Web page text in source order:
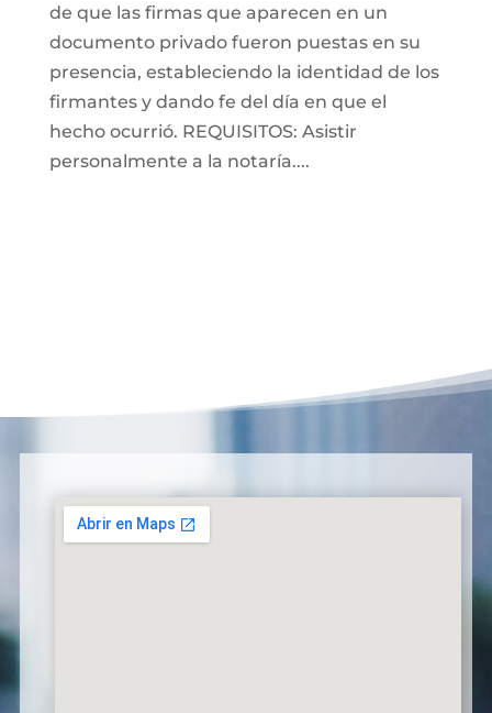
de que las firmas que aparecen en un
documento privado fueron puestas en su
presencia, estableciendo la identidad de los
firmantes y dando fe del día en que el
hecho ocurrió. REQUISITOS: Asistir
personalmente a la notaría....